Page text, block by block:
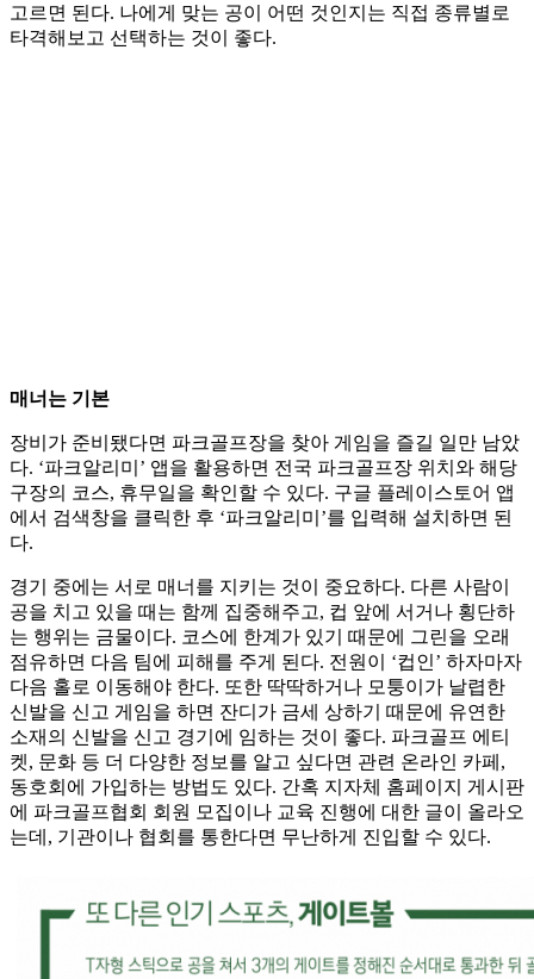
고르면 된다. 나에게 맞는 공이 어떤 것인지는 직접 종류별로
타격해보고 선택하는 것이 좋다.
매너는 기본
장비가 준비됐다면 파크골프장을 찾아 게임을 즐길 일만 남았
다. ‘파크알리미’ 앱을 활용하면 전국 파크골프장 위치와 해당
구장의 코스, 휴무일을 확인할 수 있다. 구글 플레이스토어 앱
에서 검색창을 클릭한 후 ‘파크알리미’를 입력해 설치하면 된
다.
경기 중에는 서로 매너를 지키는 것이 중요하다. 다른 사람이
공을 치고 있을 때는 함께 집중해주고, 컵 앞에 서거나 횡단하
는 행위는 금물이다. 코스에 한계가 있기 때문에 그린을 오래
점유하면 다음 팀에 피해를 주게 된다. 전원이 ‘컵인’ 하자마자
다음 홀로 이동해야 한다. 또한 딱딱하거나 모퉁이가 날렵한
신발을 신고 게임을 하면 잔디가 금세 상하기 때문에 유연한
소재의 신발을 신고 경기에 임하는 것이 좋다. 파크골프 에티
켓, 문화 등 더 다양한 정보를 알고 싶다면 관련 온라인 카페,
동호회에 가입하는 방법도 있다. 간혹 지자체 홈페이지 게시판
에 파크골프협회 회원 모집이나 교육 진행에 대한 글이 올라오
는데, 기관이나 협회를 통한다면 무난하게 진입할 수 있다.